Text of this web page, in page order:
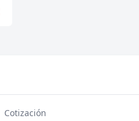
Cotización